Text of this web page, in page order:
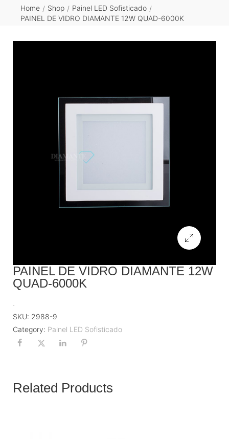
Home / Shop / Painel LED Sofisticado /
PAINEL DE VIDRO DIAMANTE 12W QUAD-6000K
PAINEL DE VIDRO DIAMANTE 12W
QUAD-6000K
.
SKU: 2988-9
Category: Painel LED Sofisticado
Related Products